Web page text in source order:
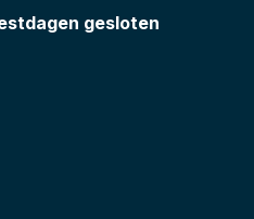
gesloten